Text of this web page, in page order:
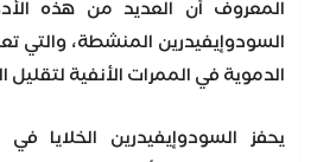
المعروف أن العديد من هذه
السودوإيفيدرين المنشطة، والتي
الدموية في الممرات الأنفية لتقليل
يحفز السودوإيفيدرين الخلايا